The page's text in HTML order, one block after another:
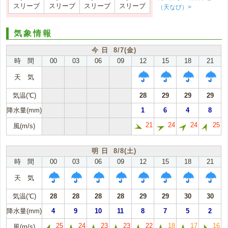
スリーブ
スリーブ
スリーブ
スリーブ
（天なび）>
気象情報
今 日 8/7(金)
時 間
00 03 06 09 12 15 18 21
天 気
気温(℃) 28 29 29
29
降水量(mm)
1 6 4 8
風(m/s) 21 24 24 25
明 日 8/8(土)
時 間
00 03 06 09 12 15 18 21
天 気
気温(℃) 28 28 28 28 29 29 30
30
降水量(mm)
4 9 10 11 8 7 5 2
25 24 23 23 22 18 17 16